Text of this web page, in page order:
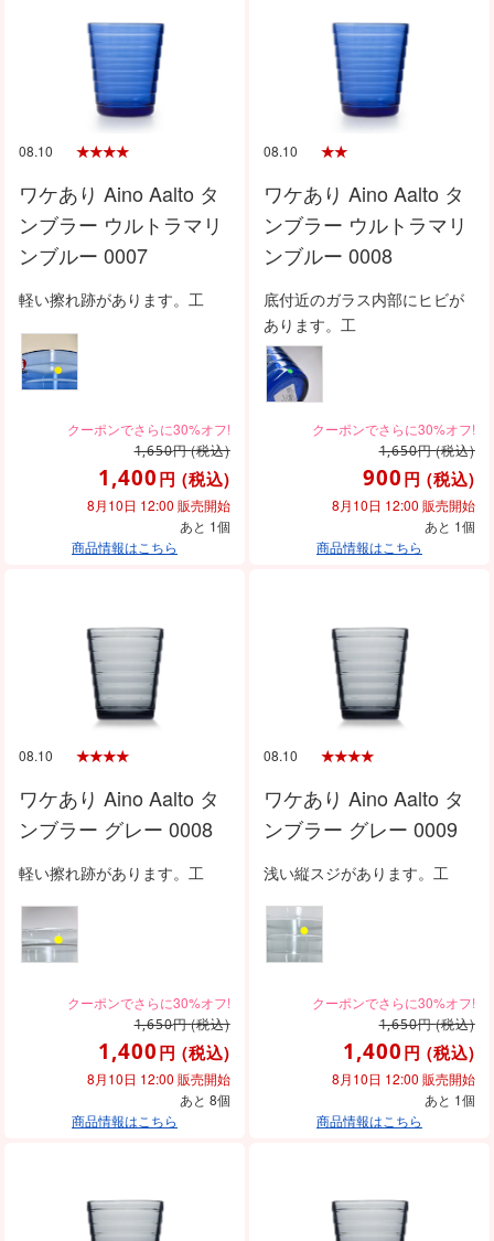
08.10
ワケあり Aino Aalto タ
ンブラー ウルトラマリ
ンブルー 0007
軽い擦れ跡があります。工
1,650円(税込)
1,400円 (税込)
8月10日 12:00 販売開始
あと 1個
商品情報はこちら
08.10
ワケあり Aino Aalto タ
ンブラー ウルトラマリ
ンブルー 0008
底付近のガラス内部にヒビが
あります。工
1,650円(税込)
900円 (税込)
8月10日 12:00 販売開始
あと 1個
商品情報はこちら
08.10
ワケあり Aino Aalto タ
ンブラー グレー 0008
軽い擦れ跡があります。工
1,650円(税込)
1,400円 (税込)
8月10日 12:00 販売開始
あと 8個
商品情報はこちら
08.10
ワケあり Aino Aalto タ
ンブラー グレー 0009
浅い縦スジがあります。工
1,650円(税込)
1,400円 (税込)
8月10日 12:00 販売開始
あと 1個
商品情報はこちら